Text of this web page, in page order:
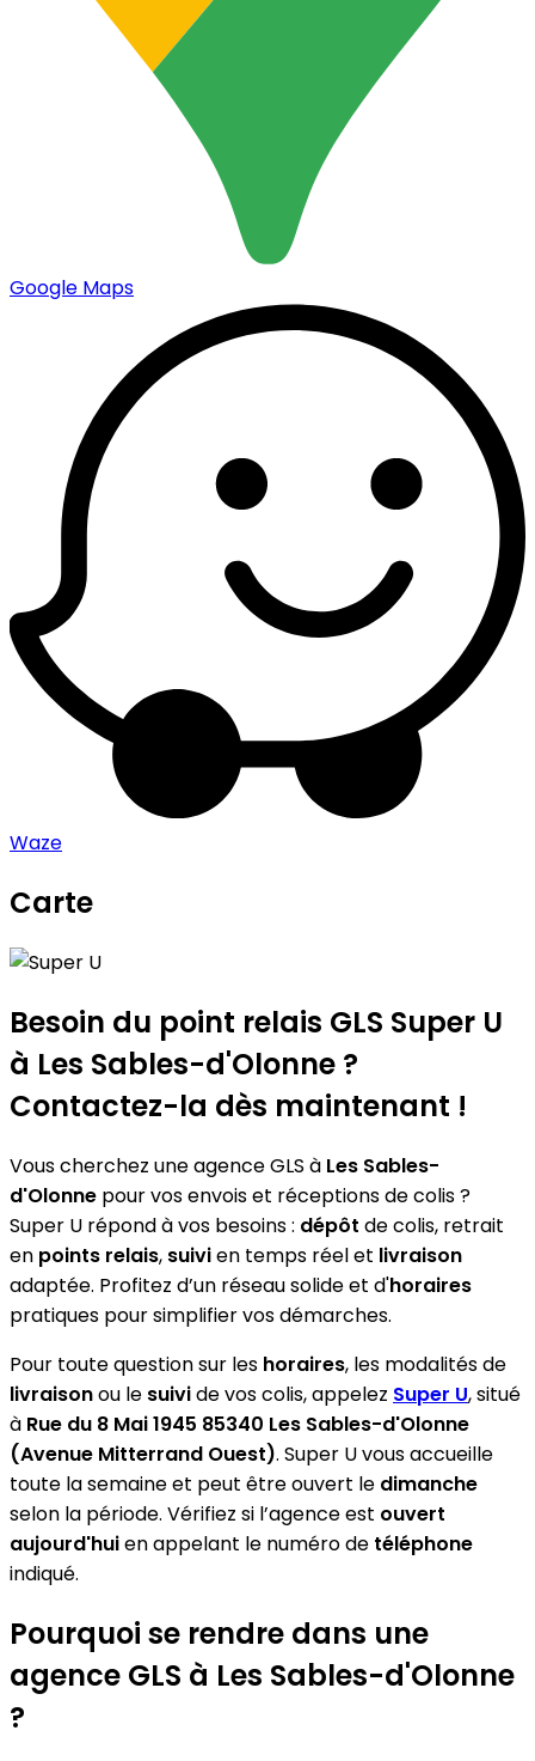
Google Maps
Waze
Carte
+
−
Besoin du point relais GLS Super U
à Les Sables-d'Olonne ?
Contactez-la dès maintenant !
Vous cherchez une agence GLS à Les Sables-
d'Olonne pour vos envois et réceptions de colis ?
Super U répond à vos besoins : dépôt de colis, retrait
en points relais, suivien temps réel et livraison
adaptée. Profitez d’un réseau solide et d'horaires
pratiques pour simplifier vos démarches.
Pour toute question sur les horaires, les modalités de
livraisonou le suivide vos colis, appelez Super U, situé
à Rue du 8 Mai 1945 85340 Les Sables-d'Olonne
(Avenue Mitterrand Ouest). Super U vous accueille
toute la semaine et peut être ouvert le dimanche
selon la période. Vérifiez si l’agence est ouvert
aujourd'huien appelant le numéro de téléphone
indiqué.
Pourquoi se rendre dans une
agence GLS à Les Sables-d'Olonne
?